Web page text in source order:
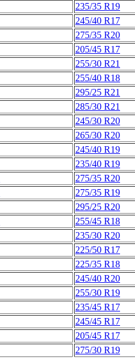
235/35 R19
245/40 R17
275/35 R20
205/45 R17
255/30 R21
255/40 R18
295/25 R21
285/30 R21
245/30 R20
265/30 R20
245/40 R19
235/40 R19
275/35 R20
275/35 R19
295/25 R20
255/45 R18
235/30 R20
225/50 R17
225/35 R18
245/40 R20
255/30 R19
235/45 R17
245/45 R17
205/45 R17
275/30 R19